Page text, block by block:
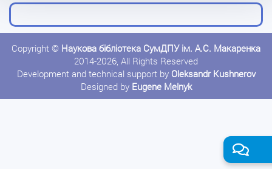
Copyright © Наукова бібліотека СумДПУ ім. А.С. Макаренка
2014-2026, All Rights Reserved
Development and technical support by Oleksandr Kushnerov
Designed by Eugene Melnyk